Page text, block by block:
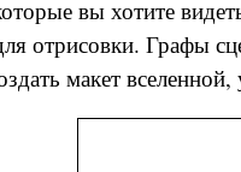
вы хотите
отрисовки. Графы
макет